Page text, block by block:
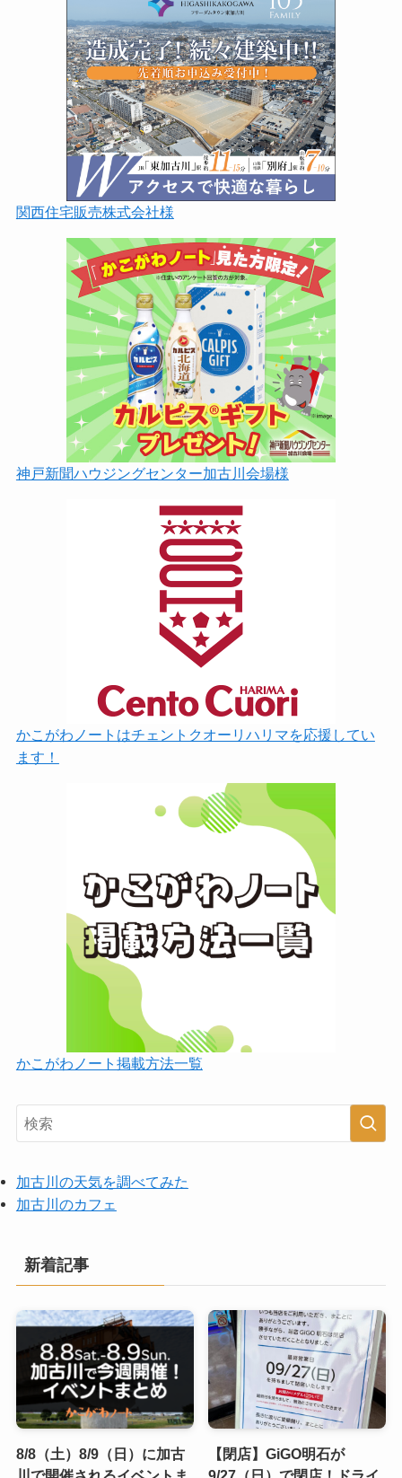
関西住宅販売株式会社様
神戸新聞ハウジングセンター加古川会場様
かこがわノートはチェントクオーリハリマを応援してい
ます！
かこがわノート掲載方法一覧
加古川の天気を調べてみた
加古川のカフェ
新着記事
8/8（土）8/9（日）に加古
【閉店】GiGO明石が